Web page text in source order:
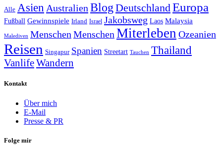
Alle Asien Australien BlogDeutschlandEuropa
Fußball Gewinnspiele Irland Israel Jakobsweg Laos Malaysia
Malediven Menschen Menschen Miterleben Ozeanien
Reisen Singapur Spanien Streetart Tauchen Thailand
VanlifeWandern
Kontakt
Über mich
E-Mail
Presse & PR
Folge mir